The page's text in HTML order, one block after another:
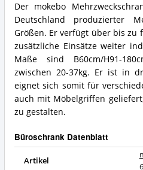
mokebo
Mehrzweckschrank
60cm
Breite
Zusammenfassung:
Was
bietet
dieser
Büroschrank?
Der mokebo
Deutschland produzierter
Größen. Er verfügt über bis zu
zusätzliche Einsätze weiter
Maße sind B60cm/H91-
zwischen 20-37kg. Er ist in
eignet sich somit für
auch mit Möbelgriffen
zu gestalten.
Büroschrank Datenblatt
Artikel
Vorteile:
Was
spricht
für
diesen
Büroschrank?